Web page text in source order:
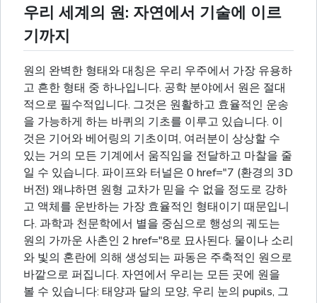
우리 세계의 원: 자연에서 기술에 이르
기까지
원의 완벽한 형태와 대칭은 우리 우주에서 가장 유용하
고 흔한 형태 중 하나입니다. 공학 분야에서 원은 절대
적으로 필수적입니다. 그것은 원활하고 효율적인 운송
을 가능하게 하는 바퀴의 기초를 이루고 있습니다. 이
것은 기어와 베어링의 기초이며, 여러분이 상상할 수
있는 거의 모든 기계에서 움직임을 전달하고 마찰을 줄
일 수 있습니다. 파이프와 터널은 0 href="7 (환경의 3D
버전) 왜냐하면 원형 교차가 믿을 수 없을 정도로 강하
고 액체를 운반하는 가장 효율적인 형태이기 때문입니
다. 과학과 천문학에서 별을 중심으로 행성의 궤도는
원의 가까운 사촌인 2 href="8로 묘사된다. 물이나 소리
와 빛의 혼란에 의해 생성되는 파동은 주축적인 원으로
바깥으로 퍼집니다. 자연에서 우리는 모든 곳에 원을
볼 수 있습니다: 태양과 달의 모양, 우리 눈의 pupils, 그